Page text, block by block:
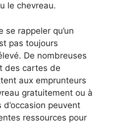
le chevreau.
rappeler qu’un
pas toujours
De nombreuses
des cartes de
aux emprunteurs
gratuitement ou à
peuvent
ressources pour